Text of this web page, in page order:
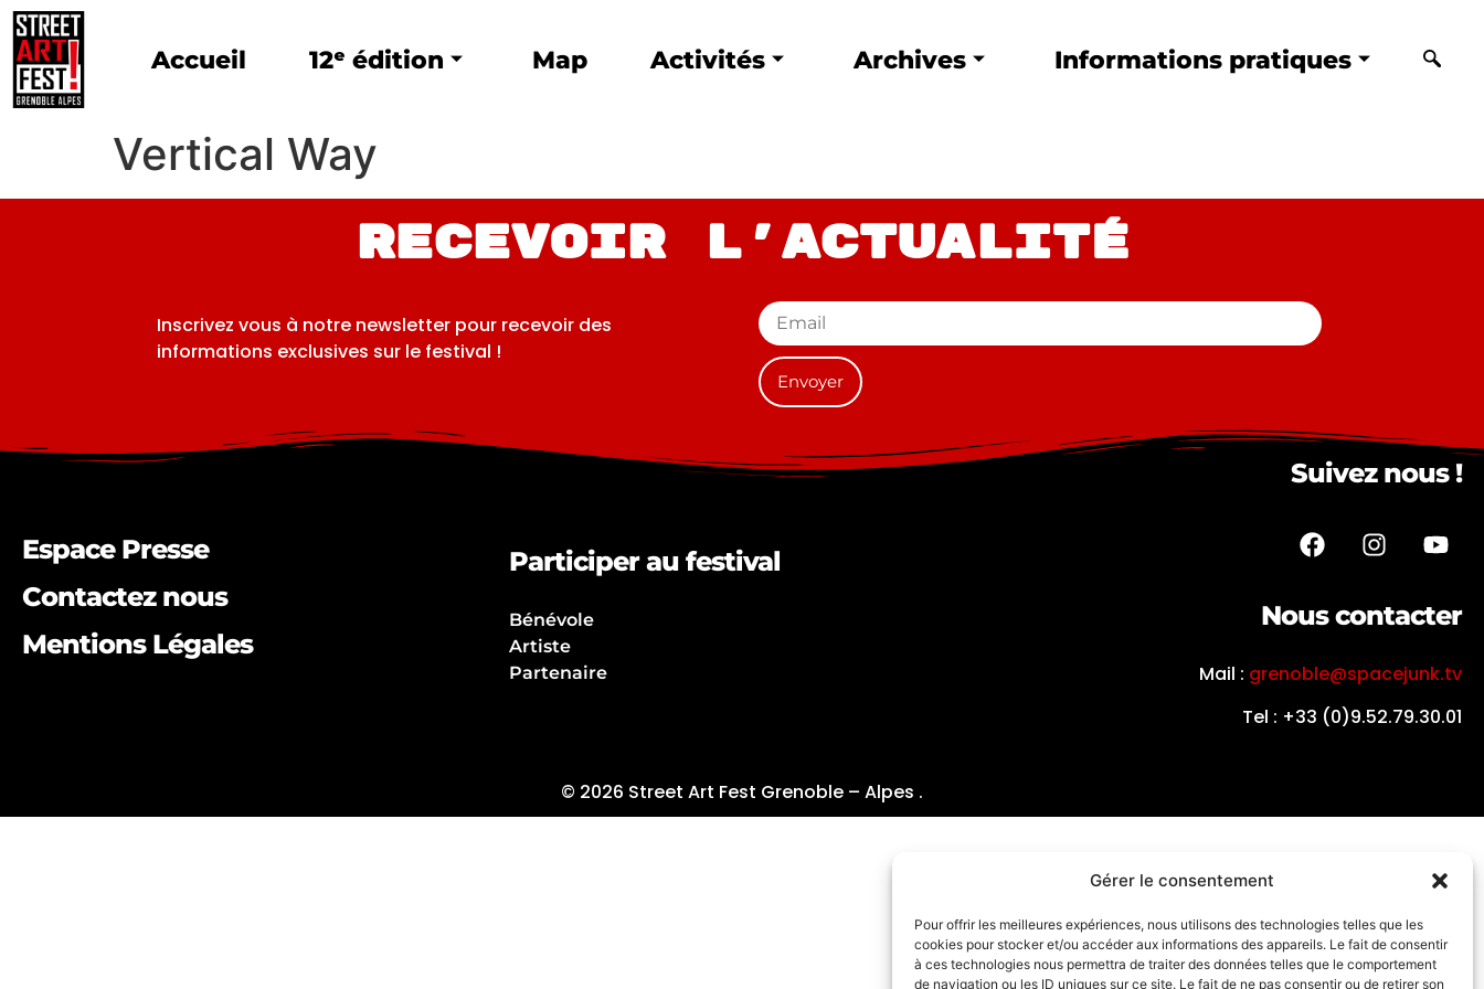
Gérer le consentement
Pour offrir les meilleures expériences, nous utilisons des technologies telles que les
cookies pour stocker et/ou accéder aux informations des appareils. Le fait de consentir
à ces technologies nous permettra de traiter des données telles que le comportement
de navigation ou les ID uniques sur ce site. Le fait de ne pas consentir ou de retirer son
Accueil 12ᵉ édition Map Activités Archives Informations pratiques
Vertical Way
Recevoir l'actualité
Inscrivez vous à notre newsletter pour recevoir des
informations exclusives sur le festival !
Espace Presse
Contactez nous
Mentions Légales
Bénévole
Artiste
Partenaire
Participer au festival
Suivez nous !
Nous contacter
Mail : grenoble@spacejunk.tv
Tel : +33 (0)9.52.79.30.01
© 2026 Street Art Fest Grenoble – Alpes .